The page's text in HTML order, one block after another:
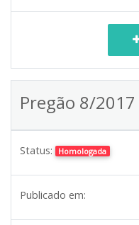
Pregão 8/2017
Status: Homologada
Publicado em: